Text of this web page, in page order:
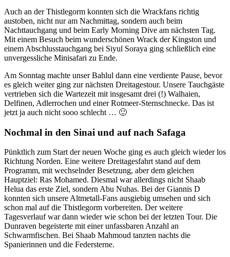
Auch an der Thistlegorm konnten sich die Wrackfans richtig
austoben, nicht nur am Nachmittag, sondern auch beim
Nachttauchgang und beim Early Morning Dive am nächsten Tag.
Mit einem Besuch beim wunderschönen Wrack der Kingston und
einem Abschlusstauchgang bei Siyul Soraya ging schließlich eine
unvergessliche Minisafari zu Ende.
Am Sonntag machte unser Bahlul dann eine verdiente Pause, bevor
es gleich weiter ging zur nächsten Dreitagestour. Unsere Tauchgäste
vertrieben sich die Wartezeit mit insgesamt drei (!) Walhaien,
Delfinen, Adlerrochen und einer Rotmeer-Sternschnecke. Das ist
jetzt ja auch nicht sooo schlecht … 🙂
Nochmal in den Sinai und auf nach Safaga
Pünktlich zum Start der neuen Woche ging es auch gleich wieder los
Richtung Norden. Eine weitere Dreitagesfahrt stand auf dem
Programm, mit wechselnder Besetzung, aber dem gleichen
Hauptziel: Ras Mohamed. Diesmal war allerdings nicht Shaab
Helua das erste Ziel, sondern Abu Nuhas. Bei der Giannis D
konnten sich unsere Altmetall-Fans ausgiebig umsehen und sich
schon mal auf die Thistlegorm vorbereiten. Der weitere
Tagesverlauf war dann wieder wie schon bei der letzten Tour. Die
Dunraven begeisterte mit einer unfassbaren Anzahl an
Schwarmfischen. Bei Shaab Mahmoud tanzten nachts die
Spanierinnen und die Federsterne.